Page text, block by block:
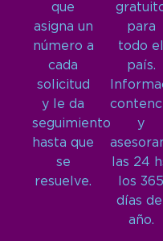
que
asigna un
número a
cada
solicitud
y le da
seguimiento
hasta que
se
resuelve.
para
todo el
país.
y
las 24
los 365
días del
año.